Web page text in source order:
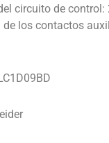
circuito de control:
los contactos